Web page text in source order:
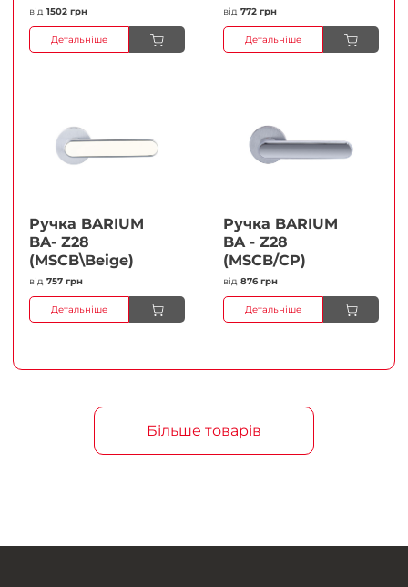
від 1502 грн
Детальніше
від 772 грн
Детальніше
Ручка BARIUM
BA- Z28
(MSCB\Beige)
від 757 грн
Детальніше
Ручка BARIUM
BA - Z28
(MSCB/CP)
від 876 грн
Детальніше
Більше товарів